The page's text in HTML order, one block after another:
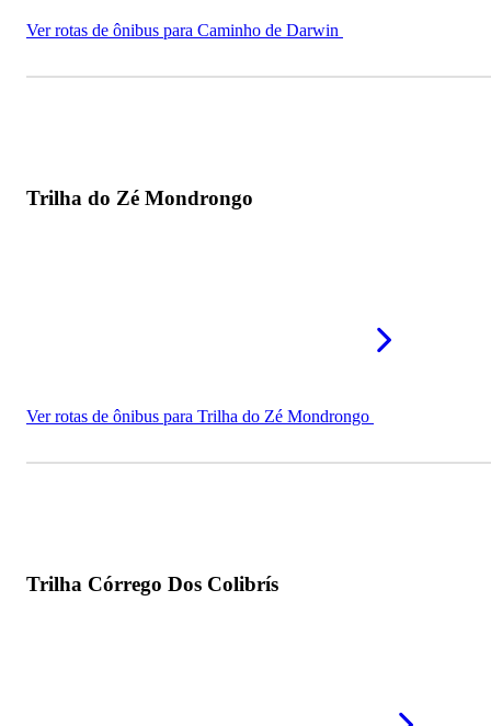
Ver rotas de ônibus para Caminho de Darwin
Trilha do Zé Mondrongo
Ver rotas de ônibus para Trilha do Zé Mondrongo
Trilha Córrego Dos Colibrís